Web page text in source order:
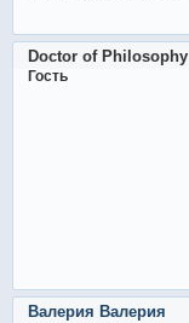
Doctor of Philosophy
Гость
Валерия Валерия